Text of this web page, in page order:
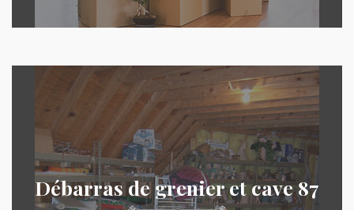
Débarras de grenier et cave 87